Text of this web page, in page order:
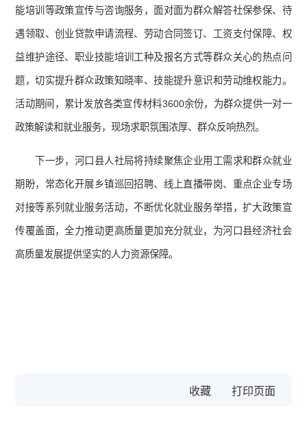
能培训等政策宣传与咨询服务，面对面为群众解答社保参保、待
遇领取、创业贷款申请流程、劳动合同签订、工资支付保障、权
益维护途径、职业技能培训工种及报名方式等群众关心的热点问
题，切实提升群众政策知晓率、技能提升意识和劳动维权能力。
活动期间，累计发放各类宣传材料3600余份，为群众提供一对一
政策解读和就业服务，现场求职氛围浓厚、群众反响热烈。
下一步，河口县人社局将持续聚焦企业用工需求和群众就业
期盼，常态化开展乡镇巡回招聘、线上直播带岗、重点企业专场
对接等系列就业服务活动，不断优化就业服务举措，扩大政策宣
传覆盖面，全力推动更高质量更加充分就业，为河口县经济社会
高质量发展提供坚实的人力资源保障。
收藏